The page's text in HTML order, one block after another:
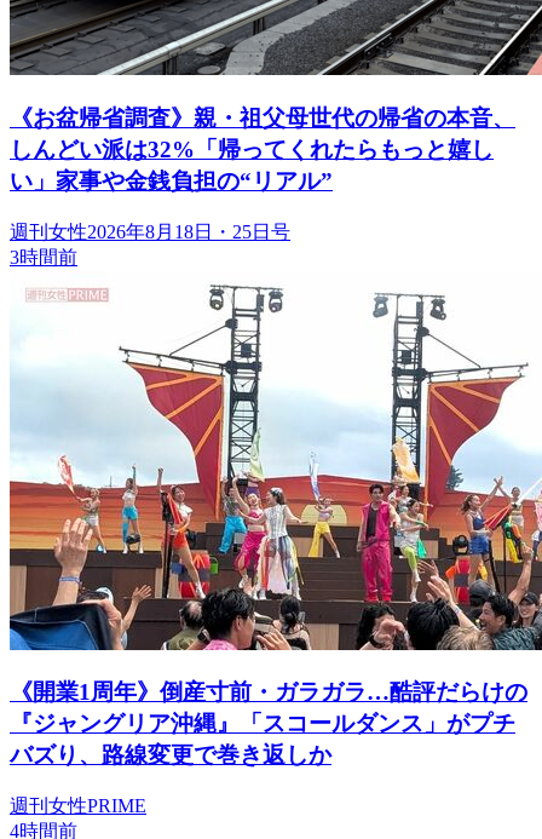
《お盆帰省調査》親・祖父母世代の帰省の本音、
しんどい派は32%「帰ってくれたらもっと嬉し
い」家事や金銭負担の“リアル”
週刊女性2026年8月18日・25日号
3時間前
《開業1周年》倒産寸前・ガラガラ…酷評だらけの
『ジャングリア沖縄』「スコールダンス」がプチ
バズり、路線変更で巻き返しか
週刊女性PRIME
4時間前